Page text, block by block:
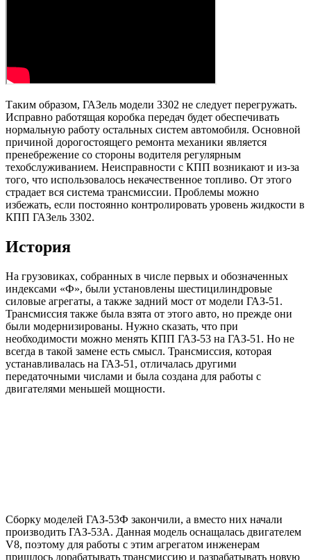
Таким образом, ГАЗель модели 3302 не следует перегружать.
Исправно работящая коробка передач будет обеспечивать
нормальную работу остальных систем автомобиля. Основной
причиной дорогостоящего ремонта механики является
пренебрежение со стороны водителя регулярным
техобслуживанием. Неисправности с КПП возникают и из-за
того, что использовалось некачественное топливо. От этого
страдает вся система трансмиссии. Проблемы можно
избежать, если постоянно контролировать уровень жидкости в
КПП ГАЗель 3302.
История
На грузовиках, собранных в числе первых и обозначенных
индексами «Ф», были установлены шестицилиндровые
силовые агрегаты, а также задний мост от модели ГАЗ-51.
Трансмиссия также была взята от этого авто, но прежде они
были модернизированы. Нужно сказать, что при
необходимости можно менять КПП ГАЗ-53 на ГАЗ-51. Но не
всегда в такой замене есть смысл. Трансмиссия, которая
устанавливалась на ГАЗ-51, отличалась другими
передаточными числами и была создана для работы с
двигателями меньшей мощности.
Сборку моделей ГАЗ-53Ф закончили, а вместо них начали
производить ГАЗ-53А. Данная модель оснащалась двигателем
V8, поэтому для работы с этим агрегатом инженерам
пришлось дорабатывать трансмиссию и разрабатывать новую